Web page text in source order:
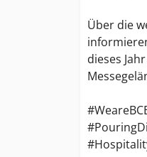
Über die
dieses